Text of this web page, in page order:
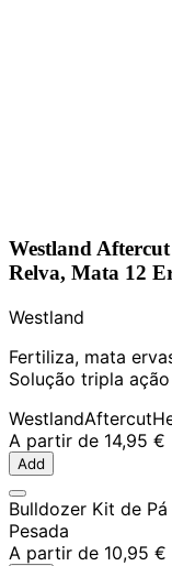
Westland
Relva, Mata 12
Westland
Fertiliza, mata
Solução tripla
WestlandAftercut
A partir de 14,95 €
Add
Bulldozer Kit de
Pesada
A partir de 10,95 €